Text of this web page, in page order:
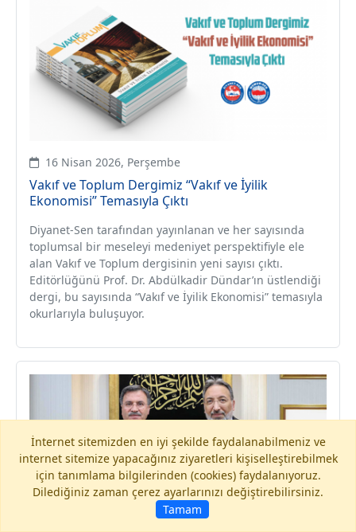
16 Nisan 2026, Perşembe
Vakıf ve Toplum Dergimiz “Vakıf ve İyilik
Ekonomisi” Temasıyla Çıktı
Diyanet-Sen tarafından yayınlanan ve her sayısında
toplumsal bir meseleyi medeniyet perspektifiyle ele
alan Vakıf ve Toplum dergisinin yeni sayısı çıktı.
Editörlüğünü Prof. Dr. Abdülkadir Dündar’ın üstlendiği
dergi, bu sayısında “Vakıf ve İyilik Ekonomisi” temasıyla
okurlarıyla buluşuyor.
İnternet sitemizden en iyi şekilde faydalanabilmeniz ve
internet sitemize yapacağınız ziyaretleri kişiselleştirebilmek
için tanımlama bilgilerinden (cookies) faydalanıyoruz.
Dilediğiniz zaman çerez ayarlarınızı değiştirebilirsiniz.
Tamam